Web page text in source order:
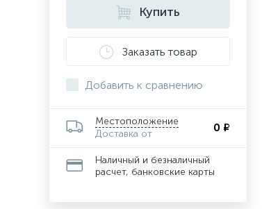
Купить
Заказать товар
Добавить к сравнению
Местоположение
Доставка от
0 ₽
Наличный и безналичный
расчет, банковские карты